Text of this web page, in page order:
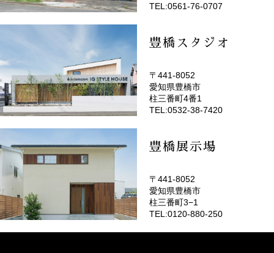
TEL:0561-76-0707
豊橋スタジオ
(EMOTOP豊橋)
〒441-8052
愛知県豊橋市
柱三番町4番1
TEL:0532-38-7420
豊橋展示場
〒441-8052
愛知県豊橋市
柱三番町3−1
TEL:0120-880-250